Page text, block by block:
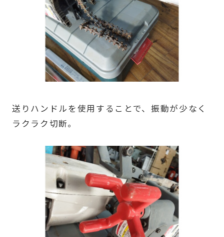
送りハンドルを使用することで、振動が少なく
ラクラク切断｡